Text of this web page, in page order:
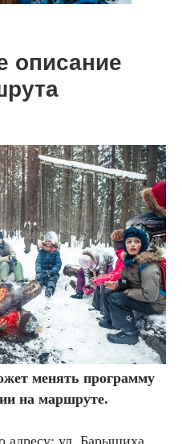
описание
менять программу
на маршруте.
адресу: ул. Барышиха,